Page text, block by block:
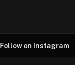
Follow on Instagram